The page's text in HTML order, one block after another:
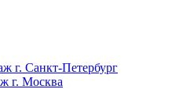
г. Санкт-Петербург
г. Москва